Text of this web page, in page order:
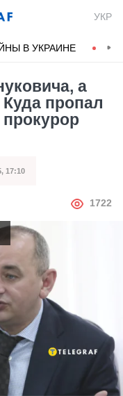
УКР
В УКРАИНЕ
а
пропал
17:10
АВТОР
1722